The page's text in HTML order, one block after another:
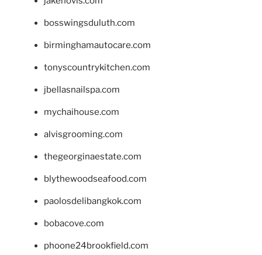
bosswingsduluth.com
birminghamautocare.com
tonyscountrykitchen.com
jbellasnailspa.com
mychaihouse.com
alvisgrooming.com
thegeorginaestate.com
blythewoodseafood.com
paolosdelibangkok.com
bobacove.com
phoone24brookfield.com